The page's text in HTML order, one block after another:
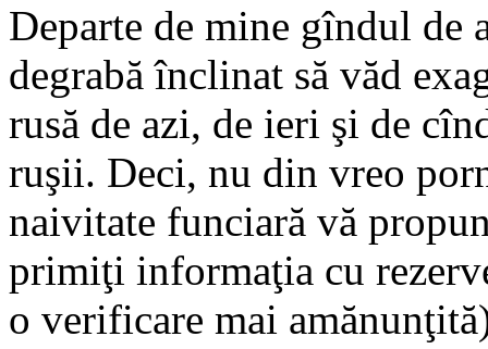
Departe de mine gîndul de
degrabă înclinat să văd
rusă de azi, de ieri şi de
ruşii. Deci, nu din vreo
naivitate funciară vă
primiţi informaţia cu
o verificare mai